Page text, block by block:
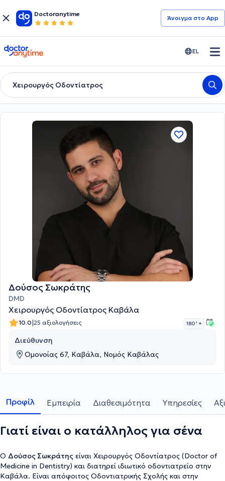
Doctoranytime
Άνοιγμα στο App
doctoranytime EL
Χειρουργός Οδοντίατρος
Δούσος Σωκράτης
DMD
Χειρουργός Οδοντίατρος Καβάλα
10.0|25 αξιολογήσεις 180 ' +
Διεύθυνση
Ομονοίας 67, Καβάλα, Νομός Καβάλας
Προφίλ Εμπειρία Διαθεσιμότητα Υπηρεσίες
Γιατί είναι ο κατάλληλος για σένα
Ο Δούσος Σωκράτης είναι Χειρουργός Οδοντίατρος (Doctor of
Medicine in Dentistry) και διατηρεί ιδιωτικό οδοντιατρείο στην
Καβάλα. Είναι απόφοιτος Οδοντιατρικής Σχολής και στην